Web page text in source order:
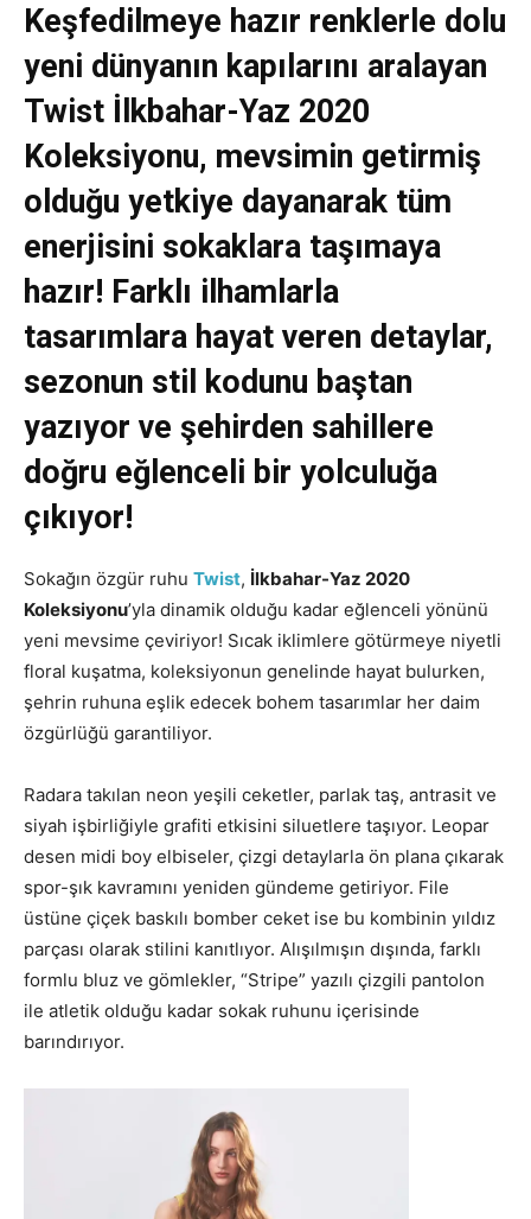
Keşfedilmeye hazır renklerle dolu
yeni dünyanın kapılarını aralayan
Twist İlkbahar-Yaz 2020
Koleksiyonu, mevsimin getirmiş
olduğu yetkiye dayanarak tüm
enerjisini sokaklara taşımaya
hazır! Farklı ilhamlarla
tasarımlara hayat veren detaylar,
sezonun stil kodunu baştan
yazıyor ve şehirden sahillere
doğru eğlenceli bir yolculuğa
çıkıyor!
Sokağın özgür ruhu Twist, İlkbahar-Yaz 2020
Koleksiyonu’yla dinamik olduğu kadar eğlenceli yönünü
yeni mevsime çeviriyor! Sıcak iklimlere götürmeye niyetli
floral kuşatma, koleksiyonun genelinde hayat bulurken,
şehrin ruhuna eşlik edecek bohem tasarımlar her daim
özgürlüğü garantiliyor.
Radara takılan neon yeşili ceketler, parlak taş, antrasit ve
siyah işbirliğiyle grafiti etkisini siluetlere taşıyor. Leopar
desen midi boy elbiseler, çizgi detaylarla ön plana çıkarak
spor-şık kavramını yeniden gündeme getiriyor. File
üstüne çiçek baskılı bomber ceket ise bu kombinin yıldız
parçası olarak stilini kanıtlıyor. Alışılmışın dışında, farklı
formlu bluz ve gömlekler, “Stripe” yazılı çizgili pantolon
ile atletik olduğu kadar sokak ruhunu içerisinde
barındırıyor.